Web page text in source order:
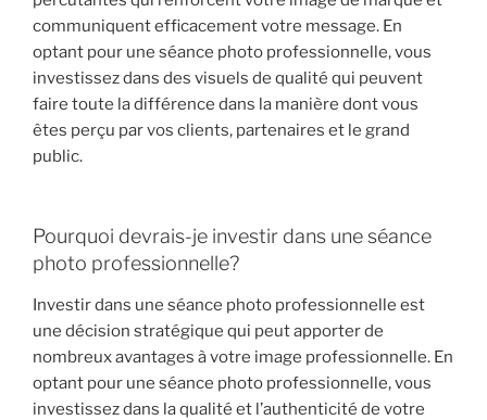
communiquent efficacement votre message. En
optant pour une séance photo professionnelle, vous
investissez dans des visuels de qualité qui peuvent
faire toute la différence dans la manière dont vous
êtes perçu par vos clients, partenaires et le grand
public.
Pourquoi devrais-je investir dans une séance
photo professionnelle?
Investir dans une séance photo professionnelle est
une décision stratégique qui peut apporter de
nombreux avantages à votre image professionnelle. En
optant pour une séance photo professionnelle, vous
investissez dans la qualité et l’authenticité de votre